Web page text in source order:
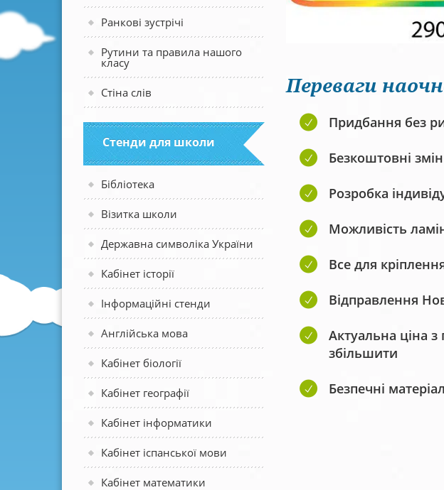
Ранкові зустрічі
Рутини та правила нашого
класу
Стіна слів
Стенди для школи
Бібліотека
Візитка школи
Державна символіка України
Кабінет історії
Інформаційні стенди
Англійська мова
Кабінет біології
Кабінет географії
Кабінет інформатики
Кабінет іспанської мови
Кабінет математики
Переваги
Придбання без
Безкоштовні
Розробка
Можливість
Все для
Відправлення
Актуальна ціна
збільшити
Безпечні